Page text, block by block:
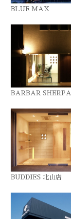
BLUE MAX
BARBAR SHERPA
BUDDIES 北山店